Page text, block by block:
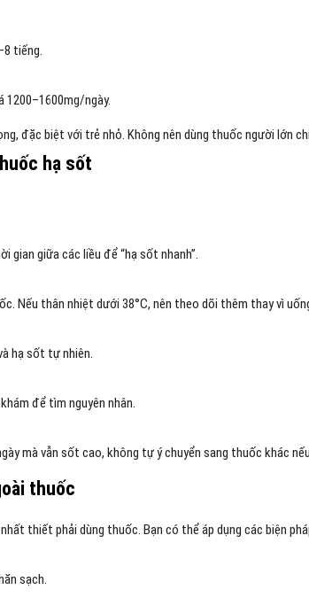
tiếng.
1200–1600mg/ngày.
đặc biệt với trẻ nhỏ. Không nên dùng thuốc người lớn
hạ sốt
gian giữa các liều để “hạ sốt nhanh”.
Nếu thân nhiệt dưới 38°C, nên theo dõi thêm thay vì
hạ sốt tự nhiên.
để tìm nguyên nhân.
mà vẫn sốt cao, không tự ý chuyển sang thuốc khác
thuốc
thiết phải dùng thuốc. Bạn có thể áp dụng các biện
sạch.